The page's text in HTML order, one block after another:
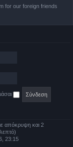
for our foreign friends
απόκρυψη και 2
23:15